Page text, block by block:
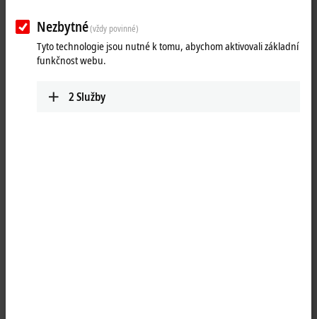
Your selection:
Loading content ...
Nezbytné(vždy povinné)
Tyto technologie jsou nutné k tomu, abychom aktivovali základní
funkčnost webu.
2Služby